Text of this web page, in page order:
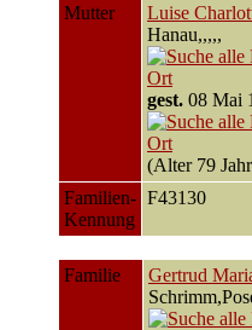
Mutter
Luise
Hanau,,,,,
gest. 08 Mai
(Alter 79
Familien-
Kennung
F43130
Familie Gertrud